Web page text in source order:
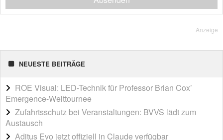
Anzeige
NEUESTE BEITRÄGE
ROE Visual: LED-Technik für Professor Brian Cox’
Emergence-Welttournee
Zufahrtsschutz bei Veranstaltungen: BVVS lädt zum
Austausch
Aditus Evo jetzt offiziell in Claude verfügbar